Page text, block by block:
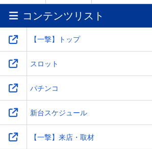
ワ -
コンテンツリスト
【一撃】トップ
スロット
パチンコ
新台スケジュール
【一撃】来店・取材